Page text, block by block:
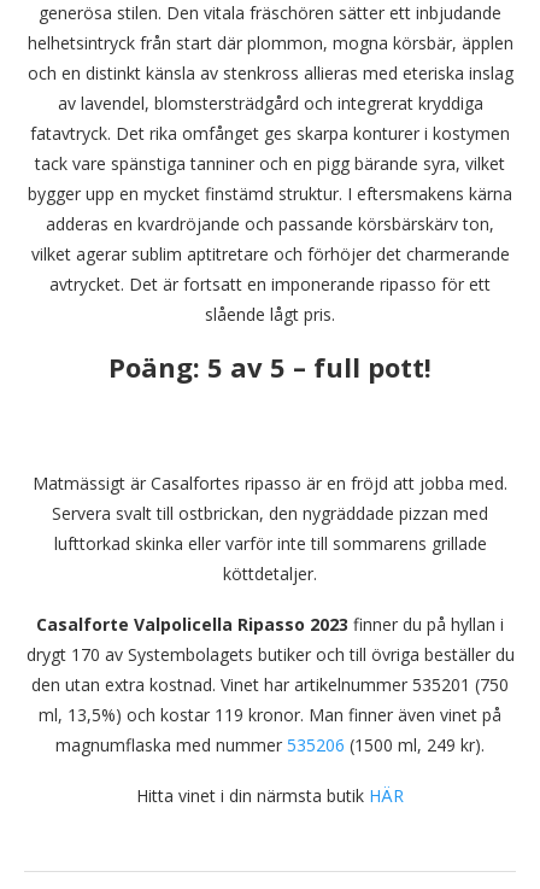
generösa stilen. Den vitala fräschören sätter ett inbjudande
helhetsintryck från start där plommon, mogna körsbär, äpplen
och en distinkt känsla av stenkross allieras med eteriska inslag
av lavendel, blomstersträdgård och integrerat kryddiga
fatavtryck. Det rika omfånget ges skarpa konturer i kostymen
tack vare spänstiga tanniner och en pigg bärande syra, vilket
bygger upp en mycket finstämd struktur. I eftersmakens kärna
adderas en kvardröjande och passande körsbärskärv ton,
vilket agerar sublim aptitretare och förhöjer det charmerande
avtrycket. Det är fortsatt en imponerande ripasso för ett
slående lågt pris.
Poäng: 5 av 5 – full pott!
Matmässigt är Casalfortes ripasso är en fröjd att jobba med.
Servera svalt till ostbrickan, den nygräddade pizzan med
lufttorkad skinka eller varför inte till sommarens grillade
köttdetaljer.
Casalforte Valpolicella Ripasso 2023 finner du på hyllan i
drygt 170 av Systembolagets butiker och till övriga beställer du
den utan extra kostnad. Vinet har artikelnummer 535201 (750
ml, 13,5%) och kostar 119 kronor. Man finner även vinet på
magnumflaska med nummer 535206 (1500 ml, 249 kr).
Hitta vinet i din närmsta butik HÄR